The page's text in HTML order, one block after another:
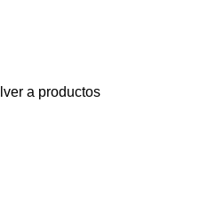
a productos